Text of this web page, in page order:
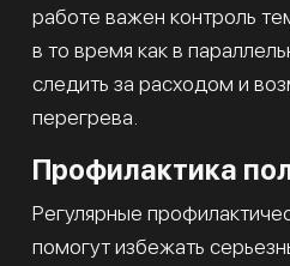
работе важен контроль
в то время как в
следить за расходом и
перегрева.
Профилактика
Регулярные
помогут избежать